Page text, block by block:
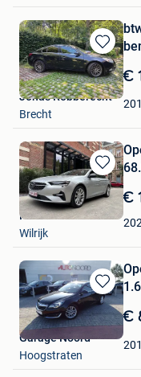
Bewaren
in
Mijn
Favorieten
€
Jonas Robberecht
Brecht
Bewaren
in
Mijn
Favorieten
€
Polo
Wilrijk
Bewaren
in
Mijn
Favorieten
€
Garage Noord
Hoogstraten